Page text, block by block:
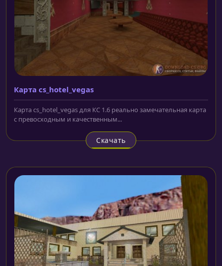
Карта cs_hotel_vegas
Карта cs_hotel_vegas для КС 1.6 реально замечательная карта
с превосходным и качественным...
Скачать